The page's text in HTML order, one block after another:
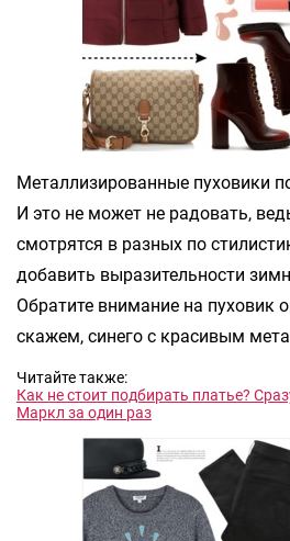
Металлизированные пуховики
И это не может не радовать,
смотрятся в разных по
добавить выразительности
Обратите внимание на пуховик
скажем, синего с красивым
Читайте также:
Как не стоит подбирать платье?
Маркл за один раз